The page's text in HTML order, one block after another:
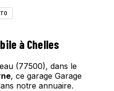
à Chelles
(77500), dans le
, ce garage Garage
notre annuaire.